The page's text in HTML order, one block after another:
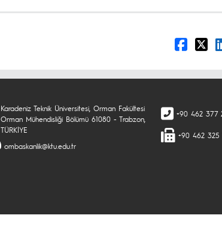
Karadeniz Teknik Üniversitesi, Orman Fakültesi
Orman Mühendisliği Bölümü 61080 - Trabzon,
TÜRKİYE
ombaskanlik@ktu.edu.tr
+90 462 377
+90 462 325